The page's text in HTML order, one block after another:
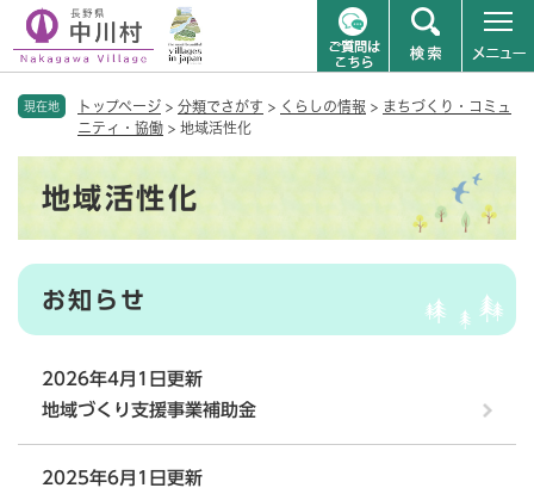
現在地 トップページ > 分類でさがす > くらしの情報 > まちづくり・コミュ
ニティ・協働 > 地域活性化
地域活性化
お知らせ
2026年4月1日更新
地域づくり支援事業補助金
2025年6月1日更新